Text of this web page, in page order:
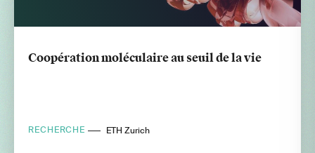
Coopération moléculaire au seuil de la vie
RECHERCHE ETH Zurich